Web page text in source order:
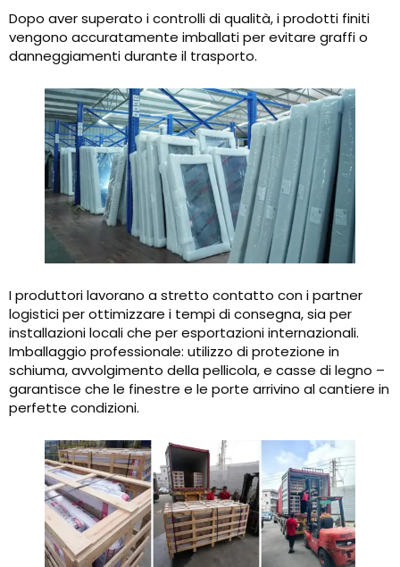
Dopo aver superato i controlli di qualità, i prodotti finiti
vengono accuratamente imballati per evitare graffi o
danneggiamenti durante il trasporto.
I produttori lavorano a stretto contatto con i partner
logistici per ottimizzare i tempi di consegna, sia per
installazioni locali che per esportazioni internazionali.
Imballaggio professionale: utilizzo di protezione in
schiuma, avvolgimento della pellicola, e casse di legno –
garantisce che le finestre e le porte arrivino al cantiere in
perfette condizioni.